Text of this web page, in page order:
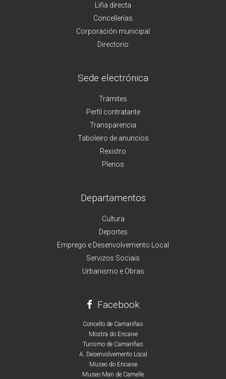
Liña directa
Concellerías
Corporación municipal
Directorio
Sede electrónica
Trámites
Perfil contratante
Transparencia
Taboleiro de anuncios
Rexistro
Plenos
Departamentos
Cultura
Deportes
Emprego e Desenvolvemento Local
Servizos Sociais
Urbanismo e Obras
Facebook
Concello de Camariñas
Mostra do Encaixe
Turismo de Camariñas
A. Desenvolvemento Local
Museo do Encaixe
Museo Man de Camelle